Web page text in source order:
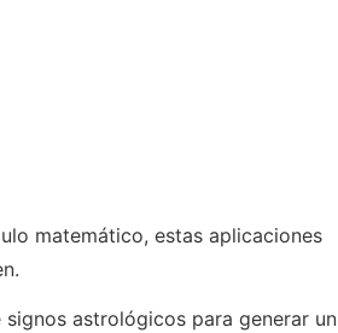
matemático, estas aplicaciones
astrológicos para generar un